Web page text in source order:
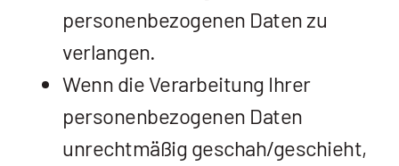
personenbezogenen Daten zu
verlangen.
Wenn die Verarbeitung Ihrer
personenbezogenen Daten
unrechtmäßig geschah/geschieht,